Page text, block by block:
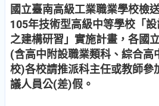
國立臺南高級工業職業學校檢
105年技術型高級中等學校「
之建構研習」實施計畫，各國
(含高中附設職業類科、綜合高
校)各校請推派科主任或教師參
議人員公(差)假。